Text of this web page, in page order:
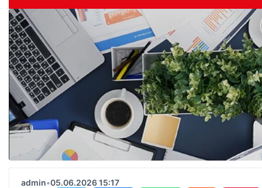
admin•05.06.2026 15:17